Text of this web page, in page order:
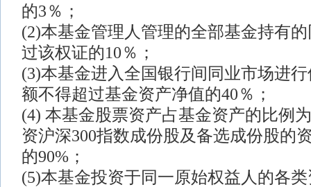
的3％；
(2)本基金管理人管理的全部基金持有
过该权证的10％；
(3)本基金进入全国银行间同业市场进
额不得超过基金资产净值的40％；
(4) 本基金股票资产占基金资产的比例
资沪深300指数成份股及备选成份股的
的90%；
(5)本基金投资于同一原始权益人的各